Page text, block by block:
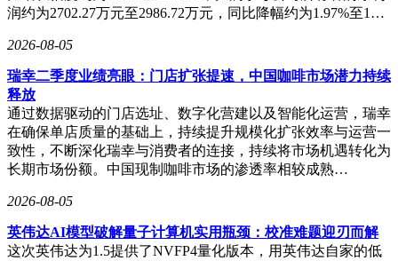
润约为2702.27万元至2986.72万元，同比降幅约为1.97%至1…
2026-08-05
瑞幸二季度业绩亮眼：门店扩张提速，中国咖啡市场潜力持续
释放
通过数据驱动的门店选址、数字化营建以及智能化运营，瑞幸
在确保单店质量的基础上，持续提升规模化扩张效率与运营一
致性，不断深化瑞幸与消费者的连接，持续将市场机遇转化为
长期市场份额。中国现制咖啡市场的渗透率相较成熟…
2026-08-05
英伟达AI模型破解量子计算机实用瓶颈：校准难题迎刃而解
这次英伟达为1.5提供了NVFP4量化版本，用英伟达自家的低